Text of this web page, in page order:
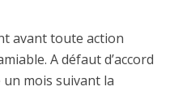
avant toute action
A défaut d’accord
un mois suivant la